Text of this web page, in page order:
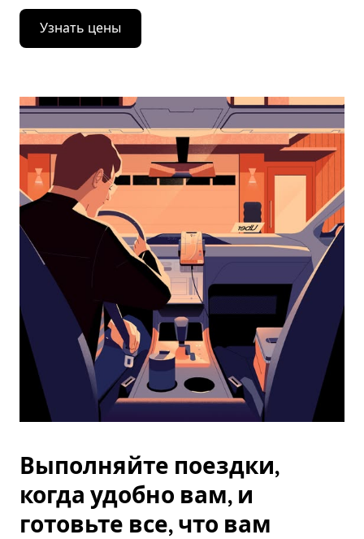
Нажмите
стрелку
вниз,
календарю
выбрать
дату.
Чтобы
закрыть
календарь,
нажмите
Esc.
Узнать цены
Выполняйте поездки,
когда удобно вам, и
готовьте все, что вам